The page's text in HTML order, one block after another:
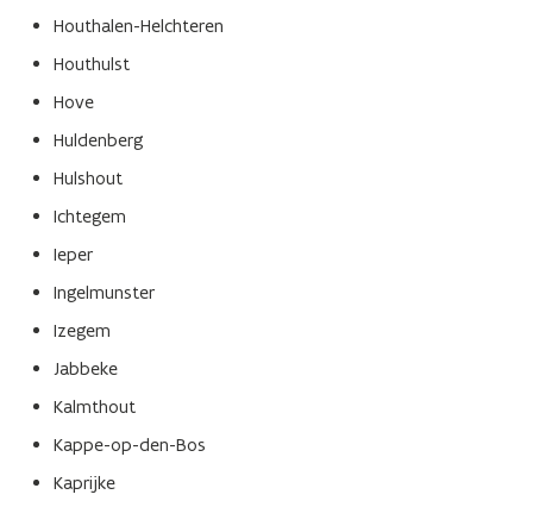
Houthalen-Helchteren
Houthulst
Hove
Huldenberg
Hulshout
Ichtegem
Ieper
Ingelmunster
Izegem
Jabbeke
Kalmthout
Kappe-op-den-Bos
Kaprijke